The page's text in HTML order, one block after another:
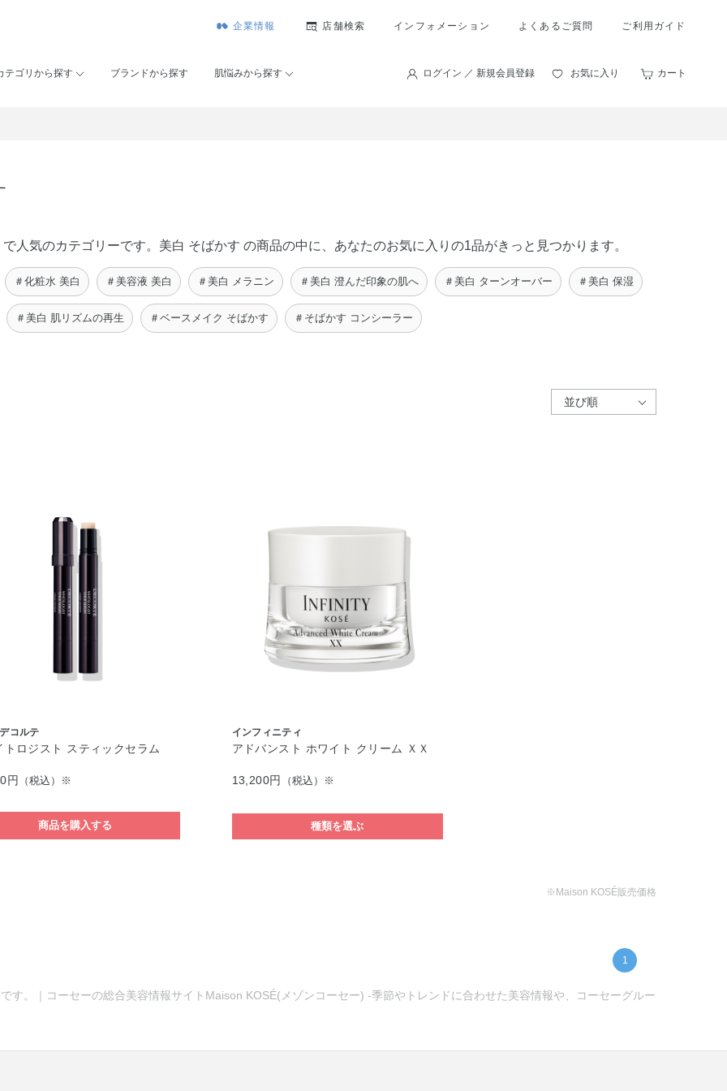
企業情報 店舗検索 インフォメーション よくあるご質問 ご利用ガイド
テゴリから探す ブランドから探す 肌悩みから探す ログイン ／ 新規会員登録 お気に入り カート
人気のカテゴリーです。美白 そばかす の商品の中に、あなたのお気に入りの1品がきっと見つかります。
＃化粧水 美白 ＃美容液 美白 ＃美白 メラニン ＃美白 澄んだ印象の肌へ ＃美白 ターンオーバー ＃美白 保湿
＃美白 肌リズムの再生 ＃ベースメイク そばかす ＃そばかす コンシーラー
コルテ
トロジスト スティックセラム
円 （税込）※
商品を購入する
インフィニティ
アドバンスト ホワイト クリーム ＸＸ
13,200円 （税込）※
種類を選ぶ
※Maison KOSÉ販売価格
1
す。｜コーセーの総合美容情報サイトMaison KOSÉ(メゾンコーセー) -季節やトレンドに合わせた美容情報や、コーセーグルー